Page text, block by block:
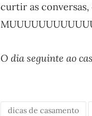
curtir as conversas,
O dia seguinte ao
dicas de casamento